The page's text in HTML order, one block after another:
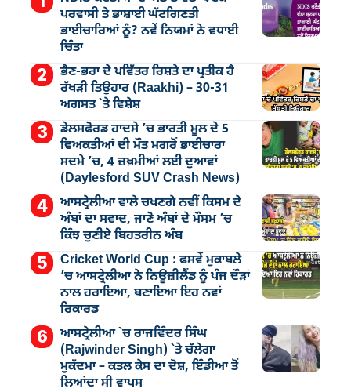
ਪਰਵਾਸੀ ਤੇ ਭਾਸ਼ਾਈ ਘੱਟਗਿਣਤੀ
ਭਾਈਚਾਰਿਆਂ ਨੂੰ? ਨਵੇਂ ਨਿਯਮਾਂ ਨੇ ਵਧਾਈ
ਚਿੰਤਾ
ਭੈਣ-ਭਰਾ ਦੇ ਪਵਿੱਤਰ ਰਿਸ਼ਤੇ ਦਾ ਪ੍ਰਤੀਕ ਹੈ
ਰੱਖੜੀ ਤਿਉਹਾਰ (Raakhi) – 30-31
ਅਗਸਤ `ਤੇ ਵਿਸ਼ੇਸ਼
ਡੇਲਸਫੋਰਡ ਹਾਦਸੇ ’ਚ ਭਾਰਤੀ ਮੂਲ ਦੇ 5
ਵਿਅਕਤੀਆਂ ਦੀ ਮੌਤ ਮਗਰੋਂ ਭਾਈਚਾਰਾ
ਸਦਮੇ ’ਚ, 4 ਜ਼ਖ਼ਮੀਆਂ ਲਈ ਦੁਆਵਾਂ
(Daylesford SUV Crash News)
ਆਸਟ੍ਰੇਲੀਆ ਵਾਲੇ ਚਖਣਗੇ ਨਵੀਂ ਕਿਸਮ ਦੇ
ਅੰਬਾਂ ਦਾ ਸਵਾਦ, ਜਾਣੋ ਅੰਬਾਂ ਦੇ ਮੌਸਮ ’ਚ
ਕਿੰਝ ਚੁਣੀਏ ਬਿਹਤਰੀਨ ਅੰਬ
Cricket World Cup : ਫਸਵੇਂ ਮੁਕਾਬਲੇ
’ਚ ਆਸਟ੍ਰੇਲੀਆ ਨੇ ਨਿਊਜ਼ੀਲੈਂਡ ਨੂੰ ਪੰਜ ਦੌੜਾਂ
ਨਾਲ ਹਰਾਇਆ, ਬਣਾਇਆ ਇਹ ਨਵਾਂ
ਰਿਕਾਰਡ
ਆਸਟ੍ਰੇਲੀਆ `ਚ ਰਾਜਵਿੰਦਰ ਸਿੰਘ
(Rajwinder Singh) `ਤੇ ਚੱਲੇਗਾ
ਮੁੁਕੱਦਮਾ – ਕਤਲ ਕੇਸ ਦਾ ਦੋਸ਼, ਇੰਡੀਆ ਤੋਂ
ਲਿਆਂਦਾ ਸੀ ਵਾਪਸ